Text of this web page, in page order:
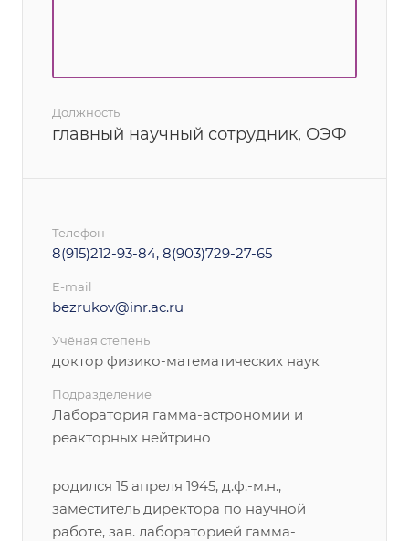
Должность
главный научный сотрудник, ОЭФ
Телефон
8(915)212-93-84, 8(903)729-27-65
E-mail
bezrukov@inr.ac.ru
Учёная степень
доктор физико-математических наук
Подразделение
Лаборатория гамма-астрономии и
реакторных нейтрино
родился 15 апреля 1945, д.ф.-м.н.,
заместитель директора по научной
работе, зав. лабораторией гамма-